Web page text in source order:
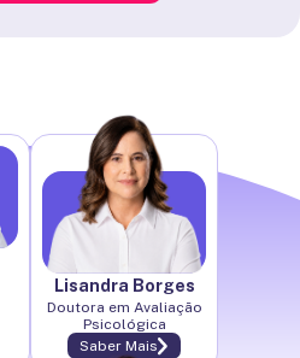
Lisandra Borges
Doutora em Avaliação
Psicológica
Saber Mais